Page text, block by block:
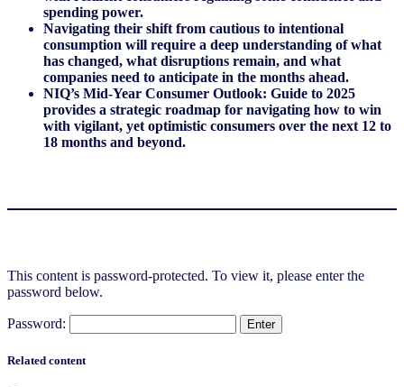
spending power.
Navigating their shift from cautious to intentional
consumption will require a deep understanding of what
has changed, what disruptions remain, and what
companies need to anticipate in the months ahead.
NIQ’s Mid-Year Consumer Outlook: Guide to 2025
provides a strategic roadmap for navigating how to win
with vigilant, yet optimistic consumers over the next 12 to
18 months and beyond.
This content is password-protected. To view it, please enter the
password below.
Password:
Related content